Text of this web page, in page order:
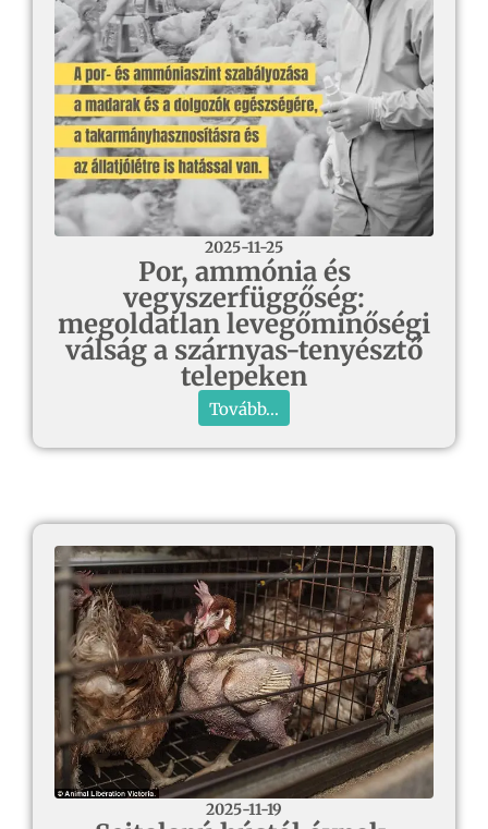
2025-11-25
Por, ammónia és
vegyszerfüggőség:
megoldatlan levegőminőségi
válság a szárnyas-tenyésztő
telepeken
Tovább...
2025-11-19